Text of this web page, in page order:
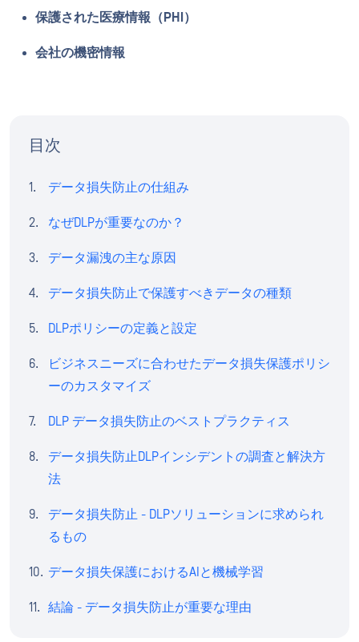
保護された医療情報（PHI）
会社の機密情報
目次
データ損失防止の仕組み
なぜDLPが重要なのか？
データ漏洩の主な原因
データ損失防止で保護すべきデータの種類
DLPポリシーの定義と設定
ビジネスニーズに合わせたデータ損失保護ポリシ
ーのカスタマイズ
DLP データ損失防止のベストプラクティス
データ損失防止DLPインシデントの調査と解決方
法
データ損失防止 - DLPソリューションに求められ
るもの
データ損失保護におけるAIと機械学習
結論 - データ損失防止が重要な理由